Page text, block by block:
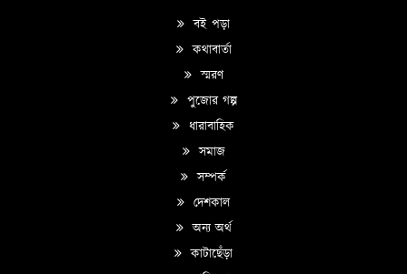
বই পড়া
কথাবার্তা
স্মরণ
পুজোর গল্প
ধারাবাহিক
সমাজ
সম্পর্ক
দেশকাল
অন্য অর্থ
কাটাছেঁড়া